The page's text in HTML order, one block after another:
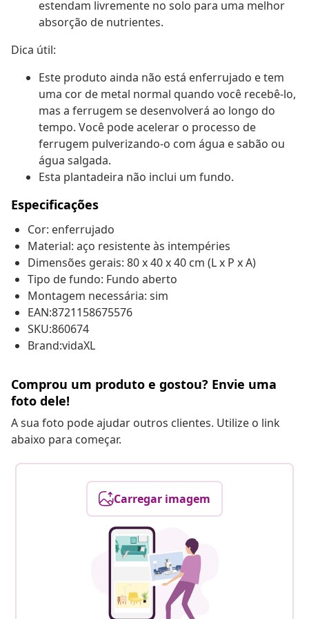
estendam livremente no solo para uma melhor
absorção de nutrientes.
Dica útil:
Este produto ainda não está enferrujado e tem
uma cor de metal normal quando você recebê-lo,
mas a ferrugem se desenvolverá ao longo do
tempo. Você pode acelerar o processo de
ferrugem pulverizando-o com água e sabão ou
água salgada.
Esta plantadeira não inclui um fundo.
Especificações
Cor: enferrujado
Material: aço resistente às intempéries
Dimensões gerais: 80 x 40 x 40 cm (L x P x A)
Tipo de fundo: Fundo aberto
Montagem necessária: sim
EAN:8721158675576
SKU:860674
Brand:vidaXL
Comprou um produto e gostou? Envie uma
foto dele!
A sua foto pode ajudar outros clientes. Utilize o link
abaixo para começar.
Carregar imagem